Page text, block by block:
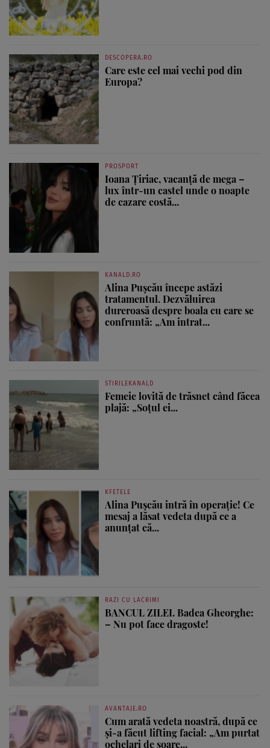
DESCOPERA.RO
Care este cel mai vechi pod din
Europa?
PROSPORT
Ioana Țiriac, vacanță de mega –
lux într-un castel unde o noapte
de cazare costă...
KANALD.RO
Alina Pușcău începe astăzi
tratamentul. Dezvăluirea
dureroasă despre boala cu care se
confruntă: „Am intrat...
STIRILEKANALD
Femeie lovită de trăsnet când făcea
plajă: „Soțul ei...
KFETELE
Alina Pușcău intră în operație! Ce
mesaj a lăsat vedeta după ce a
anunțat că...
RAZI CU LACRIMI
BANCUL ZILEI. Badea Gheorghe:
– Nu pot face dragoste!
AVANTAJE.RO
Cum arată vedeta noastră, după ce
și-a făcut lifting facial: „Am purtat
ochelari de soare...